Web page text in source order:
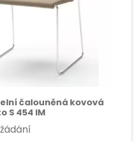
čalouněná kovová
S 454 IM